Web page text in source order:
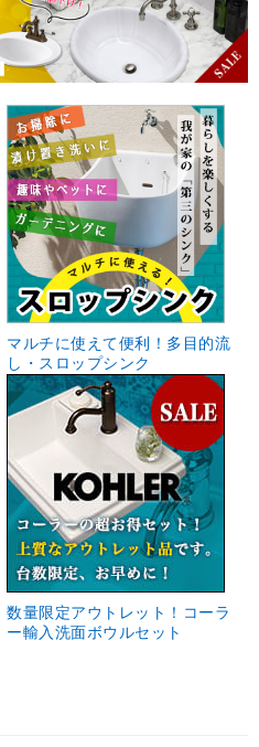
マルチに使えて便利！多目的流
し・スロップシンク
数量限定アウトレット！コーラ
ー輸入洗面ボウルセット